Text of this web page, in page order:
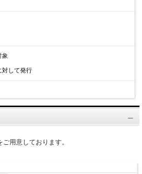
象
対して発行
用意しております。